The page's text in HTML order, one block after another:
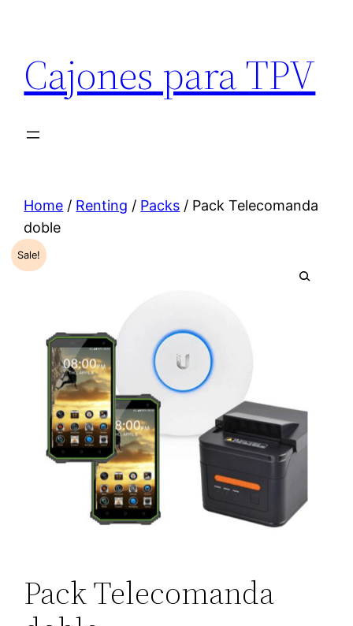
Cajones para TPV
Home / Renting / Packs / Pack Telecomanda
doble
Sale!
Pack Telecomanda